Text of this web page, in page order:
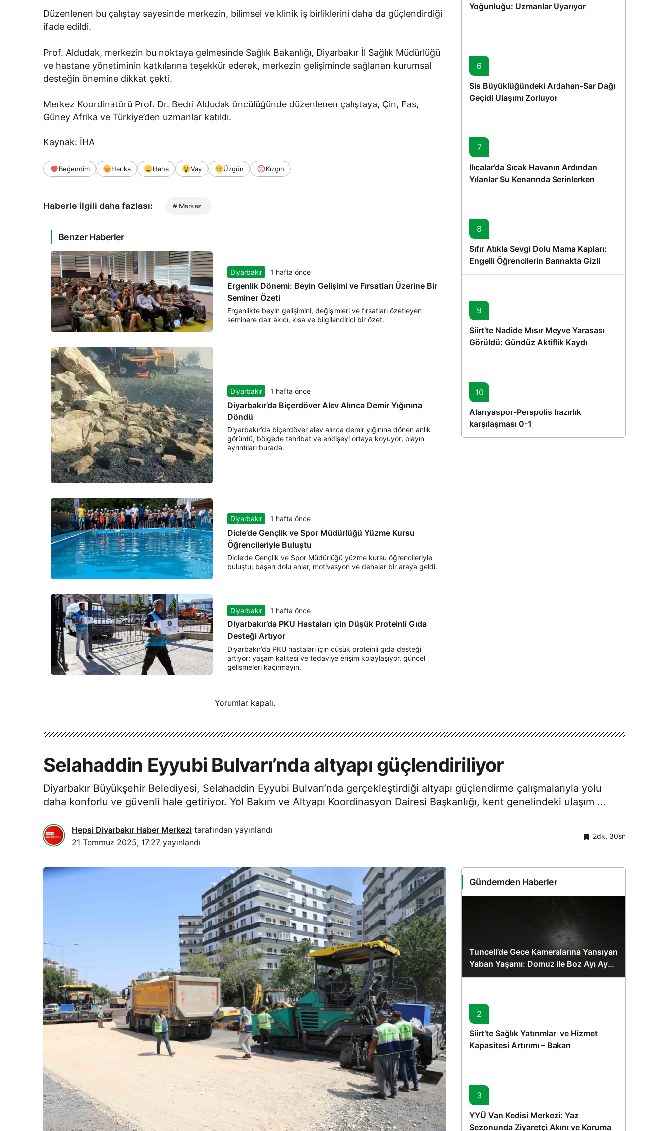
Düzenlenen bu çalıştay sayesinde merkezin, bilimsel ve klinik iş birliklerini daha da güçlendirdiği
ifade edildi.
Prof. Aldudak, merkezin bu noktaya gelmesinde Sağlık Bakanlığı, Diyarbakır İl Sağlık Müdürlüğü
ve hastane yönetiminin katkılarına teşekkür ederek, merkezin gelişiminde sağlanan kurumsal
desteğin önemine dikkat çekti.
Merkez Koordinatörü Prof. Dr. Bedri Aldudak öncülüğünde düzenlenen çalıştaya, Çin, Fas,
Güney Afrika ve Türkiye’den uzmanlar katıldı.
Kaynak: İHA
Beğendim Harika Haha Vay Üzgün Kızgın
Haberle ilgili daha fazlası: # Merkez
Benzer Haberler
Diyarbakır 1 hafta önce
Ergenlik Dönemi: Beyin Gelişimi ve Fırsatları Üzerine Bir
Seminer Özeti
Ergenlikte beyin gelişimini, değişimleri ve fırsatları özetleyen
seminere dair akıcı, kısa ve bilgilendirici bir özet.
Diyarbakır 1 hafta önce
Diyarbakır’da Biçerdöver Alev Alınca Demir Yığınına
Döndü
Diyarbakır’da biçerdöver alev alınca demir yığınına dönen anlık
görüntü, bölgede tahribat ve endişeyi ortaya koyuyor; olayın
ayrıntıları burada.
Diyarbakır 1 hafta önce
Dicle’de Gençlik ve Spor Müdürlüğü Yüzme Kursu
Öğrencileriyle Buluştu
Dicle’de Gençlik ve Spor Müdürlüğü yüzme kursu öğrencileriyle
buluştu; başarı dolu anlar, motivasyon ve dehalar bir araya geldi.
Diyarbakır 1 hafta önce
Diyarbakır’da PKU Hastaları İçin Düşük Proteinli Gıda
Desteği Artıyor
Diyarbakır’da PKU hastaları için düşük proteinli gıda desteği
artıyor; yaşam kalitesi ve tedaviye erişim kolaylaşıyor, güncel
gelişmeleri kaçırmayın.
Yorumlar kapalı.
Yoğunluğu: Uzmanlar Uyarıyor
6
Sis Büyüklüğündeki Ardahan-Sar Dağı
Geçidi Ulaşımı Zorluyor
7
Ilıcalar’da Sıcak Havanın Ardından
Yılanlar Su Kenarında Serinlerken
Görüntülendi
8
Sıfır Atıkla Sevgi Dolu Mama Kapları:
Engelli Öğrencilerin Barınakta Gizli
Dostları İçin Gönüllü Proje
9
Siirt’te Nadide Mısır Meyve Yarasası
Görüldü: Gündüz Aktiflik Kaydı
10
Alanyaspor-Perspolis hazırlık
karşılaşması 0-1
Selahaddin Eyyubi Bulvarı’nda altyapı güçlendiriliyor
Diyarbakır Büyükşehir Belediyesi, Selahaddin Eyyubi Bulvarı’nda gerçekleştirdiği altyapı güçlendirme çalışmalarıyla yolu
daha konforlu ve güvenli hale getiriyor. Yol Bakım ve Altyapı Koordinasyon Dairesi Başkanlığı, kent genelindeki ulaşım ...
Hepsi Diyarbakır Haber Merkezi tarafından yayınlandı
21 Temmuz 2025, 17:27 yayınlandı
2dk, 30sn
Gündemden Haberler
Tunceli’de Gece Kameralarına Yansıyan
Yaban Yaşamı: Domuz ile Boz Ayı Aynı
Karede
2
Siirt’te Sağlık Yatırımları ve Hizmet
Kapasitesi Artırımı – Bakan
Memişoğlu’nun Ziyareti
3
YYÜ Van Kedisi Merkezi: Yaz
Sezonunda Ziyaretçi Akını ve Koruma